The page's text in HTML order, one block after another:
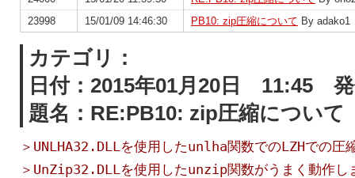
23998
15/01/09 14:46:30 PB10: zip圧縮について By adako1
カテゴリ：
日付：2015年01月20日 11:45
題名：RE:PB10: zip圧縮について
＞UNLHA32.DLLを使用したunlha関数でのLZHでの圧
＞UnZip32.DLLを使用したunzip関数がうまく動作し